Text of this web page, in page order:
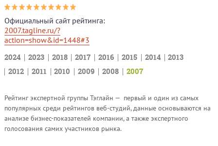
Официальный сайт рейтинга:
2007.tagline.ru/?
action=show&id=1448#3
2024
2023 2018 2017 2016 2015 2014
2013
2012
2011 2010 2009 2008 2007
Рейтинг экспертной группы Тэглайн — первый и один из самых
популярных среди рейтингов веб-студий, данные основываются на
анализе бизнес-показателей компании, а также экспертного
голосования самих участников рынка.